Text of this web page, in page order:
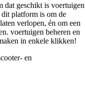
dat geschikt is voertuigen
platform is om de
verlopen, én om een
voertuigen beheren en
in enkele klikken!
en